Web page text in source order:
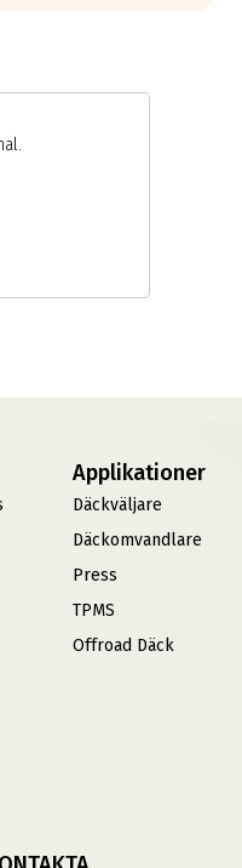
Applikationer
Däckväljare
Däckomvandlare
Press
TPMS
Offroad Däck